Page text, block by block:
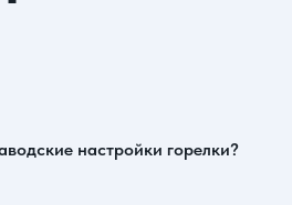
настройки горелки?